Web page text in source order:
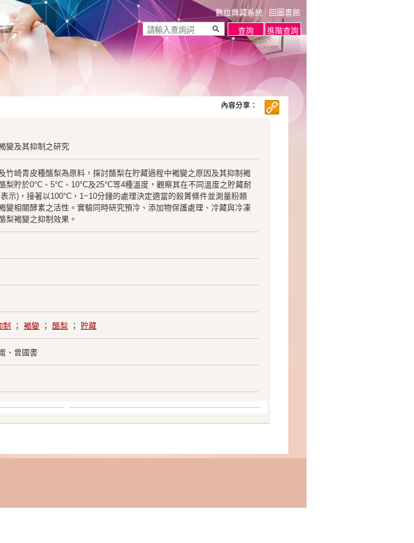
數位典藏系統 回圖書館
變及其抑制之研究
竹崎青皮種酪梨為原料，探討酪梨在貯藏過程中褐變之原因及其抑制褐
梨貯於0°C、5°C、10°C及25°C等4種溫度，觀察其在不同溫度之貯藏耐
示)，接著以100°C，1~10分鐘的處理決定適當的殺菁條件並測量粉類
變相關酵素之活性。實驗同時研究預冷、添加物保護處理、冷藏與冷凍
梨褐變之抑制效果。
制 ； 褐變 ； 酪梨 ； 貯藏
、曾國書
內容分享：